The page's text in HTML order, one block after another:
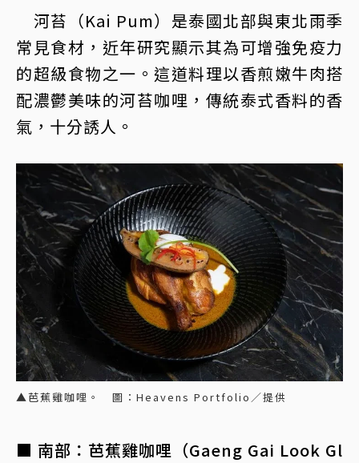
河苔（Kai Pum）是泰國北部與東北雨季
常見食材，近年研究顯示其為可增強免疫力
的超級食物之一。這道料理以香煎嫩牛肉搭
配濃鬱美味的河苔咖哩，傳統泰式香料的香
氣，十分誘人。
▲芭蕉雞咖哩。 圖：Heavens Portfolio／提供
■ 南部：芭蕉雞咖哩（Gaeng Gai Look Gl